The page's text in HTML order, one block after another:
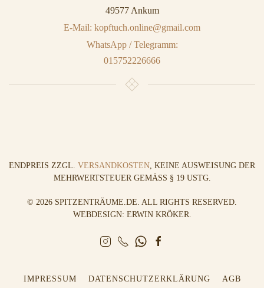
49577 Ankum
E-Mail: kopftuch.online@gmail.com
WhatsApp / Telegramm:
015752226666
ENDPREIS ZZGL. VERSANDKOSTEN, KEINE AUSWEISUNG DER
MEHRWERTSTEUER GEMÄSS § 19 USTG.
© 2026 SPITZENTRÄUME.DE. ALL RIGHTS RESERVED.
WEBDESIGN: ERWIN KRÖKER.
IMPRESSUM DATENSCHUTZERKLÄRUNG AGB